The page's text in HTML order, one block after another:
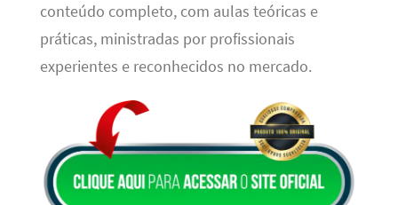
conteúdo completo, com aulas teóricas e
práticas, ministradas por profissionais
experientes e reconhecidos no mercado.